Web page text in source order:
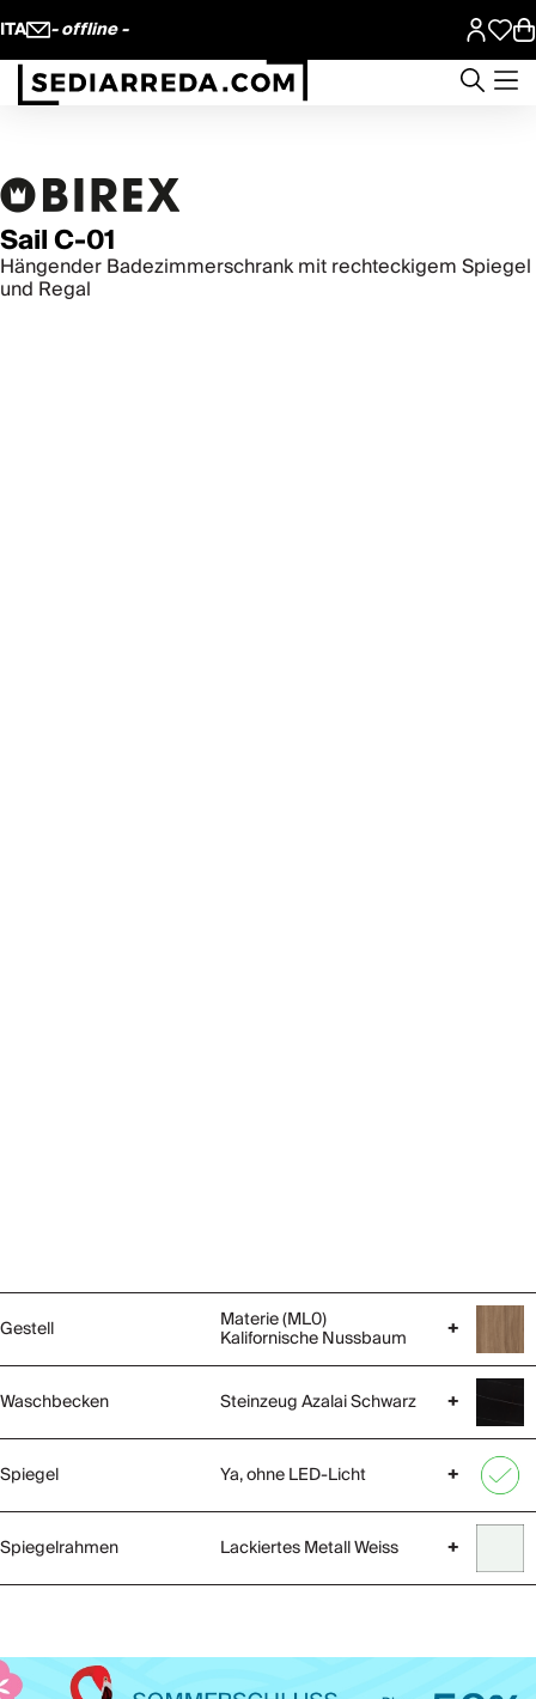
ITA - offline -
Sail C-01
Hängender Badezimmerschrank mit rechteckigem Spiegel
und Regal
Gestell Materie (ML0)
Kalifornische Nussbaum +
Waschbecken Steinzeug Azalai Schwarz +
Spiegel Ya, ohne LED-Licht +
Spiegelrahmen Lackiertes Metall Weiss +